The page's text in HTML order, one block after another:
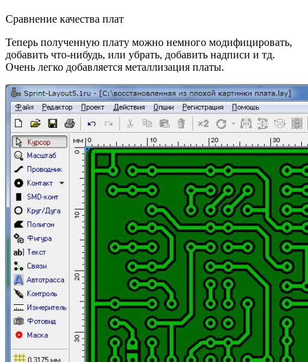
Сравнение качества плат
Теперь полученную плату можно немного модифицировать,
добавить что-нибудь, или убрать, добавить надписи и тд.
Очень легко добавляется металлизация платы.